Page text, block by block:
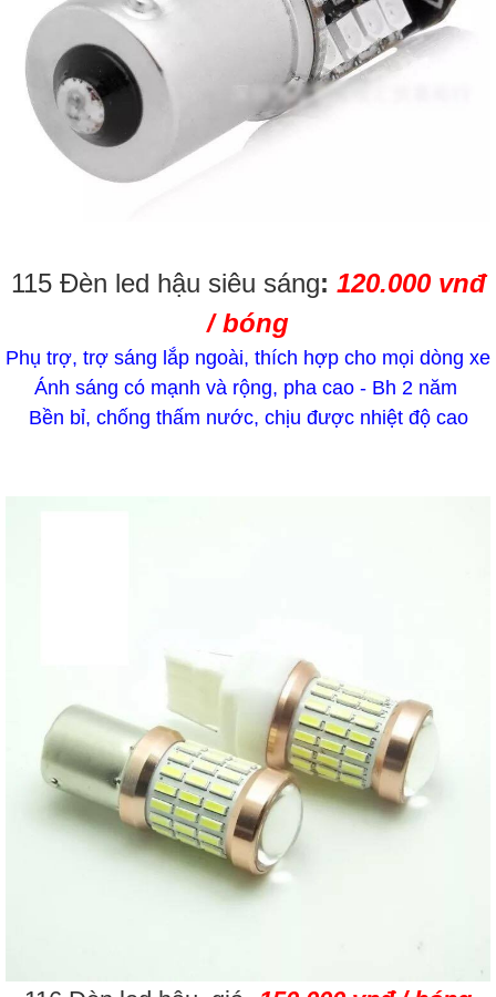
115 Đèn led hậu siêu sáng: 120.000 vnđ
/ bóng
Phụ trợ, trợ sáng lắp ngoài, thích hợp cho mọi dòng xe
Ánh sáng có mạnh và rộng, pha cao - Bh 2 năm
Bền bỉ, chống thấm nước, chịu được nhiệt độ cao